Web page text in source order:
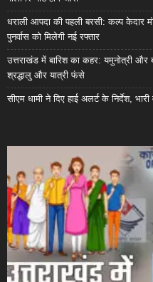
धराली आपदा की पहली बरसी: कल्प केदार
पुनर्वास को मिलेगी नई रफ्तार
उत्तराखंड में बारिश का कहर: यमुनोत्री और
श्रद्धालु और यात्री फंसे
सीएम धामी ने दिए हाई अलर्ट के निर्देश,